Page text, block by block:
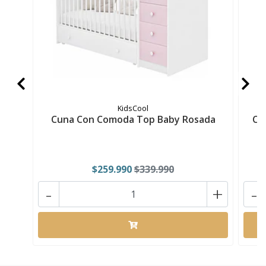
KidsCool
Cuna Con Comoda Top Baby Rosada
$259.990$339.990
+
- -